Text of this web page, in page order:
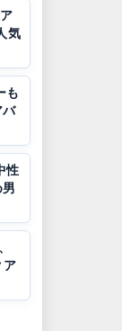
気
も
バ
性
ア